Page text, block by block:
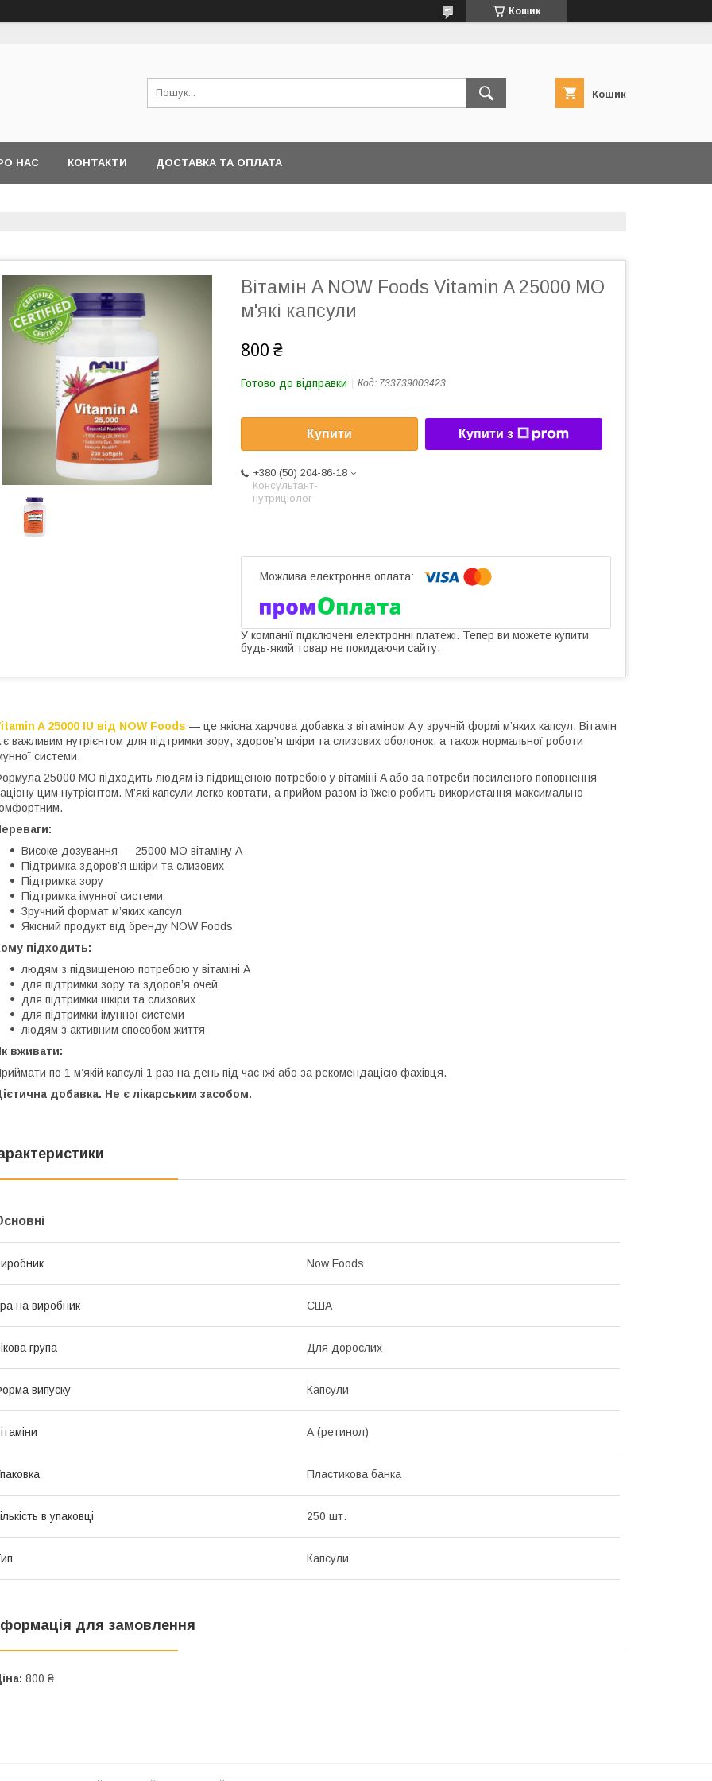
Кошик
Кошик
НАС КОНТАКТИ ДОСТАВКА ТА ОПЛАТА
Вітамін A NOW Foods Vitamin A 25000 МО
м'які капсули
800 ₴
Готово до відправки Код: 733739003423
Купити Купити з
+380 (50) 204-86-18
Консультант-
нутриціолог
У компанії підключені електронні платежі. Тепер ви можете купити
будь-який товар не покидаючи сайту.
A 25000 IU від NOW Foods — це якісна харчова добавка з вітаміном A у зручній формі м’яких капсул. Вітамін
є важливим нутрієнтом для підтримки зору, здоров’я шкіри та слизових оболонок, а також нормальної роботи
системи.
25000 МО підходить людям із підвищеною потребою у вітаміні A або за потреби посиленого поповнення
цим нутрієнтом. М’які капсули легко ковтати, а прийом разом із їжею робить використання максимально
Високе дозування — 25000 МО вітаміну A
Підтримка здоров’я шкіри та слизових
Підтримка зору
Підтримка імунної системи
Зручний формат м’яких капсул
Якісний продукт від бренду NOW Foods
підходить:
людям з підвищеною потребою у вітаміні A
для підтримки зору та здоров’я очей
для підтримки шкіри та слизових
для підтримки імунної системи
людям з активним способом життя
вживати:
по 1 м’якій капсулі 1 раз на день під час їжі або за рекомендацією фахівця.
добавка. Не є лікарським засобом.
Now Foods
виробник США
група Для дорослих
випуску Капсули
А (ретинол)
Пластикова банка
в упаковці 250 шт.
Капсули
для замовлення
800 ₴